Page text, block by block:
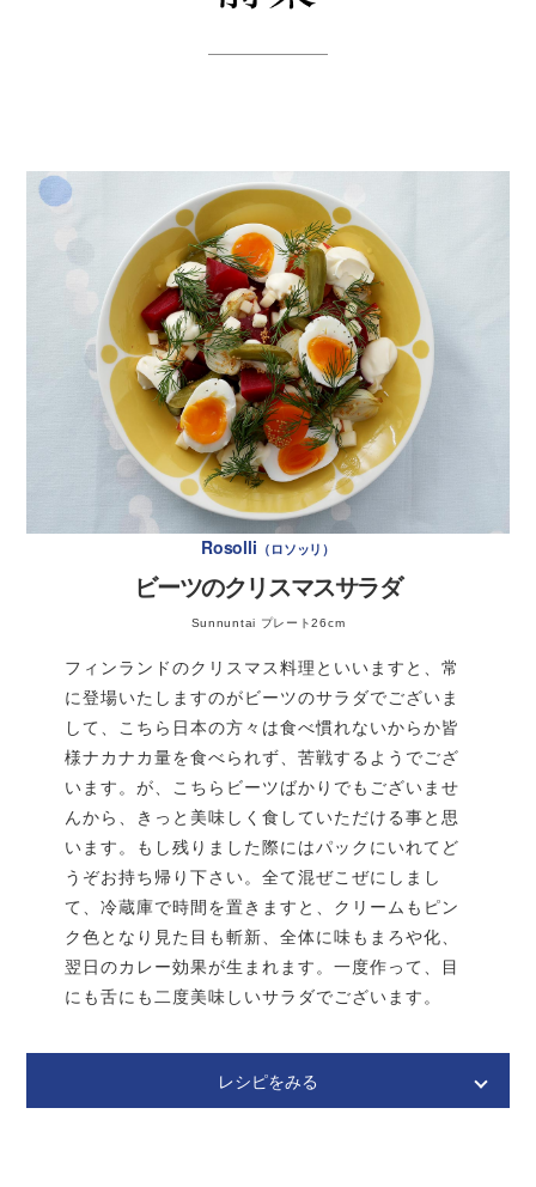
Rosolli ロソッリ
ビーツのクリスマスサラダ
Sunnuntai プレート26cm
フィンランドのクリスマス料理といいますと、常
に登場いたしますのがビーツのサラダでございま
して、こちら日本の方々は食べ慣れないからか皆
様ナカナカ量を食べられず、苦戦するようでござ
います。が、こちらビーツばかりでもございませ
んから、きっと美味しく食していただける事と思
います。もし残りました際にはパックにいれてど
うぞお持ち帰り下さい。全て混ぜこぜにしまし
て、冷蔵庫で時間を置きますと、クリームもピン
ク色となり見た目も斬新、全体に味もまろや化、
翌日のカレー効果が生まれます。一度作って、目
にも舌にも二度美味しいサラダでございます。
レシピをみる